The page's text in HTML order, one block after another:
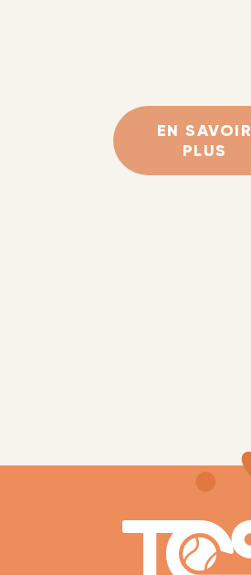
EN SAVOIR
PLUS